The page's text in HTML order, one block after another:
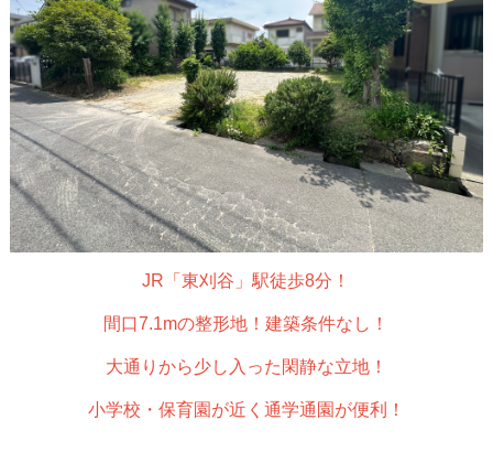
JR「東刈谷」駅徒歩8分！
間口7.1mの整形地！建築条件なし！
大通りから少し入った閑静な立地！
小学校・保育園が近く通学通園が便利！